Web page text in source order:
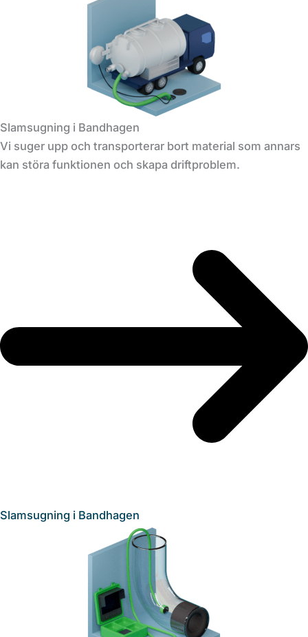
Slamsugning i Bandhagen
Vi suger upp och transporterar bort material som annars
kan störa funktionen och skapa driftproblem.
Slamsugning i Bandhagen